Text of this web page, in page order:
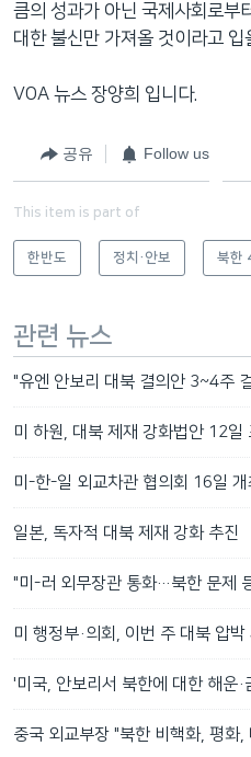
큼의 성과가 아닌 국제사회로부
대한 불신만 가져올 것이라고 입
VOA 뉴스 장양희 입니다.
공유 Follow us
This item is part of
한반도 정치·안보 북한
관련 뉴스
"유엔 안보리 대북 결의안 3~4주
미 하원, 대북 제재 강화법안 12일
미-한-일 외교차관 협의회 16일
일본, 독자적 대북 제재 강화 추진
"미-러 외무장관 통화…북한 문제
미 행정부·의회, 이번 주 대북 압박
'미국, 안보리서 북한에 대한 해운·
중국 외교부장 "북한 비핵화, 평화